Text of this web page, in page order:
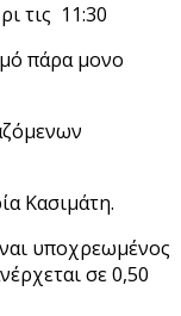
τις 11:30
πάρα μονο
Κασιμάτη.
υποχρεωμένος
σε 0,50